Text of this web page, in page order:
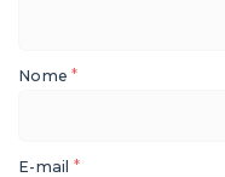
Nome*
E-mail *